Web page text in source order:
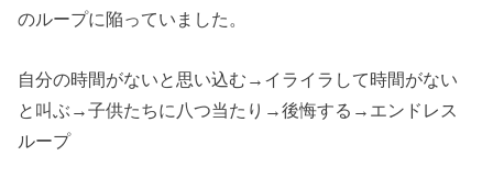
のループに陥っていました。
自分の時間がないと思い込む→イライラして時間がない
と叫ぶ→子供たちに八つ当たり→後悔する→エンドレス
ループ